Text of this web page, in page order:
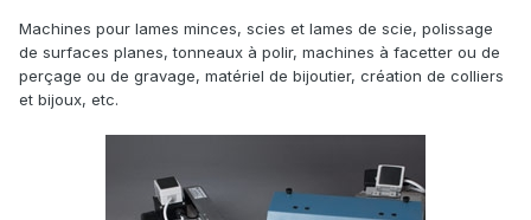
Machines pour lames minces, scies et lames de scie, polissage
de surfaces planes, tonneaux à polir, machines à facetter ou de
perçage ou de gravage, matériel de bijoutier, création de colliers
et bijoux, etc.